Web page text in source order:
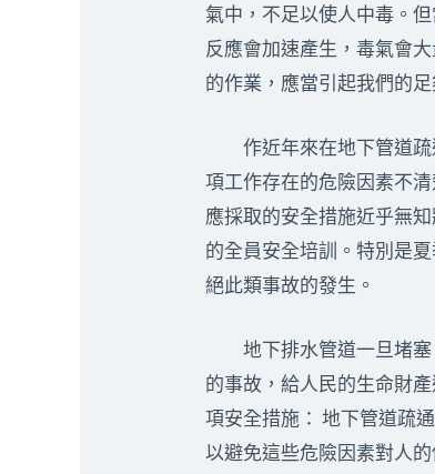
氣中，不足以使人中毒。
反應會加速產生，毒氣會
的作業，應當引起我們的足
作近年來在地下管道疏
項工作存在的危險因素不
應採取的安全措施近乎無
的全員安全培訓。特別是
絕此類事故的發生。
地下排水管道一旦堵塞
的事故，給人民的生命財
項安全措施： 地下管道疏
以避免這些危險因素對人